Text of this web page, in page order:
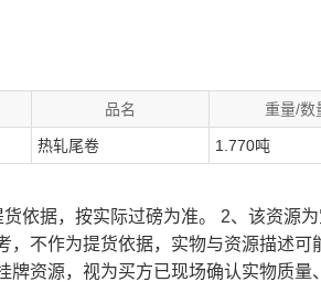
品名 重量/数
热轧尾卷 1.770吨
依据，按实际过磅为准。 2、该资源
，不作为提货依据，实物与资源描述
牌资源，视为买方已现场确认实物质